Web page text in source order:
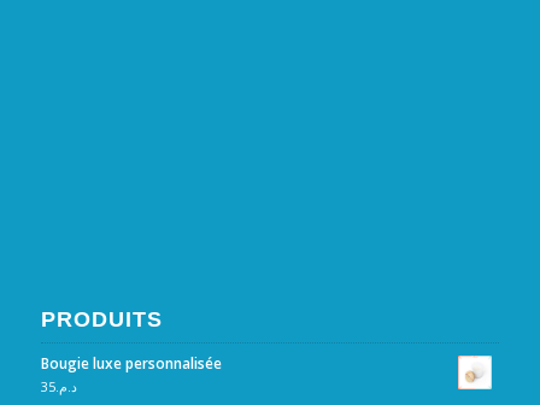
PRODUITS
Bougie luxe personnalisée
د.م.35